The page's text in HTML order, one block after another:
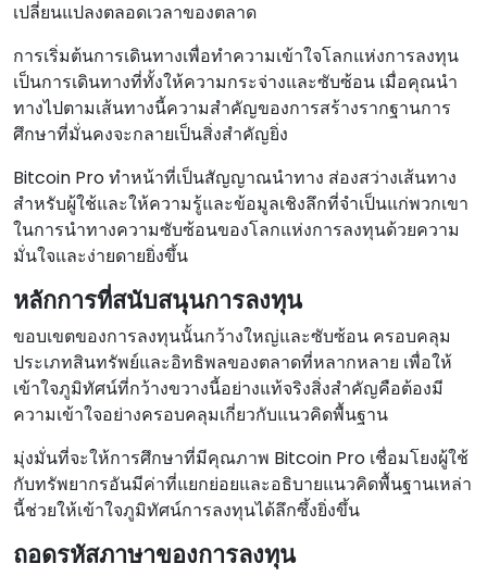
เปลี่ยนแปลงตลอดเวลาของตลาด
การเริ่มต้นการเดินทางเพื่อทําความเข้าใจโลกแห่งการลงทุน
เป็นการเดินทางที่ทั้งให้ความกระจ่างและซับซ้อน เมื่อคุณนํา
ทางไปตามเส้นทางนี้ความสําคัญของการสร้างรากฐานการ
ศึกษาที่มั่นคงจะกลายเป็นสิ่งสําคัญยิ่ง
Bitcoin Pro ทําหน้าที่เป็นสัญญาณนําทาง ส่องสว่างเส้นทาง
สําหรับผู้ใช้และให้ความรู้และข้อมูลเชิงลึกที่จําเป็นแก่พวกเขา
ในการนําทางความซับซ้อนของโลกแห่งการลงทุนด้วยความ
มั่นใจและง่ายดายยิ่งขึ้น
หลักการที่สนับสนุนการลงทุน
ขอบเขตของการลงทุนนั้นกว้างใหญ่และซับซ้อน ครอบคลุม
ประเภทสินทรัพย์และอิทธิพลของตลาดที่หลากหลาย เพื่อให้
เข้าใจภูมิทัศน์ที่กว้างขวางนี้อย่างแท้จริงสิ่งสําคัญคือต้องมี
ความเข้าใจอย่างครอบคลุมเกี่ยวกับแนวคิดพื้นฐาน
มุ่งมั่นที่จะให้การศึกษาที่มีคุณภาพ Bitcoin Pro เชื่อมโยงผู้ใช้
กับทรัพยากรอันมีค่าที่แยกย่อยและอธิบายแนวคิดพื้นฐานเหล่า
นี้ช่วยให้เข้าใจภูมิทัศน์การลงทุนได้ลึกซึ้งยิ่งขึ้น
ถอดรหัสภาษาของการลงทุน